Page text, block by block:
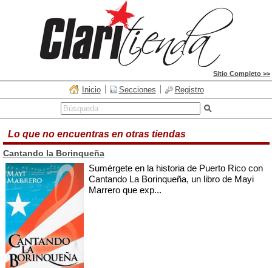
Sitio Completo >>
Inicio Secciones Registro
Lo que no encuentras en otras tiendas
Cantando la Borinqueña
Sumérgete en la historia de Puerto Rico con
Cantando La Borinqueña, un libro de Mayi
Marrero que exp...